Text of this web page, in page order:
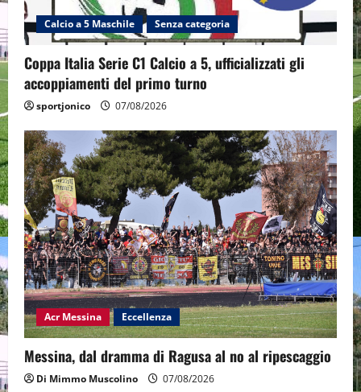
Calcio a 5 Maschile Senza categoria
Coppa Italia Serie C1 Calcio a 5, ufficializzati gli
accoppiamenti del primo turno
sportjonico 07/08/2026
Acr Messina Eccellenza
Messina, dal dramma di Ragusa al no al ripescaggio
Di Mimmo Muscolino 07/08/2026